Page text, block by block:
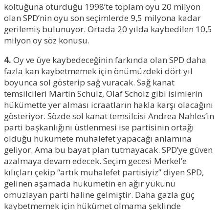
koltuğuna oturduğu 1998’te toplam oyu 20 milyon
olan SPD’nin oyu son seçimlerde 9,5 milyona kadar
gerilemiş bulunuyor. Ortada 20 yılda kaybedilen 10,5
milyon oy söz konusu.
4. Oy ve üye kaybedeceğinin farkında olan SPD daha
fazla kan kaybetmemek için önümüzdeki dört yıl
boyunca sol gösterip sağ vuracak. Sağ kanat
temsilcileri Martin Schulz, Olaf Scholz gibi isimlerin
hükümette yer alması icraatların hakla karşı olacağını
gösteriyor. Sözde sol kanat temsilcisi Andrea Nahles’in
parti başkanlığını üstlenmesi ise partisinin ortağı
olduğu hükümete muhalefet yapacağı anlamına
geliyor. Ama bu bayat plan tutmayacak. SPD’ye güven
azalmaya devam edecek. Seçim gecesi Merkel’e
kılıçları çekip “artık muhalefet partisiyiz” diyen SPD,
gelinen aşamada hükümetin en ağır yükünü
omuzlayan parti haline gelmiştir. Daha gazla güç
kaybetmemek için hükümet olmama şeklinde